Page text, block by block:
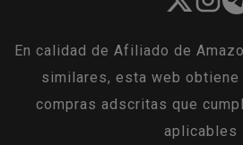
En calidad de Afiliado de
similares, esta web
compras adscritas que
aplicables